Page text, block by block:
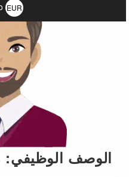
الوصف الوظيفي:
EUR
€